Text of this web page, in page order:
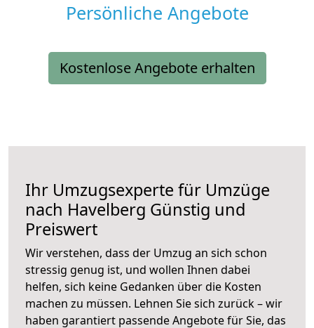
Persönliche Angebote
Kostenlose Angebote erhalten
Ihr Umzugsexperte für Umzüge
nach Havelberg Günstig und
Preiswert
Wir verstehen, dass der Umzug an sich schon
stressig genug ist, und wollen Ihnen dabei
helfen, sich keine Gedanken über die Kosten
machen zu müssen. Lehnen Sie sich zurück – wir
haben garantiert passende Angebote für Sie, das